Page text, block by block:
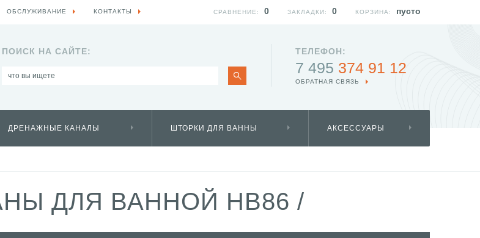
ПОИСК НА САЙТЕ: ТЕЛЕФОН:
7 495 374 91 12
ОБРАТНАЯ СВЯЗЬ
ДРЕНАЖНЫЕ КАНАЛЫ ШТОРКИ ДЛЯ ВАННЫ АКСЕССУАРЫ
ДЛЯ ВАННОЙ HB86 /
ОБСЛУЖИВАНИЕ КОНТАКТЫ КОРЗИНА: пусто
ЗАКЛАДКИ: 0
СРАВНЕНИЕ: 0